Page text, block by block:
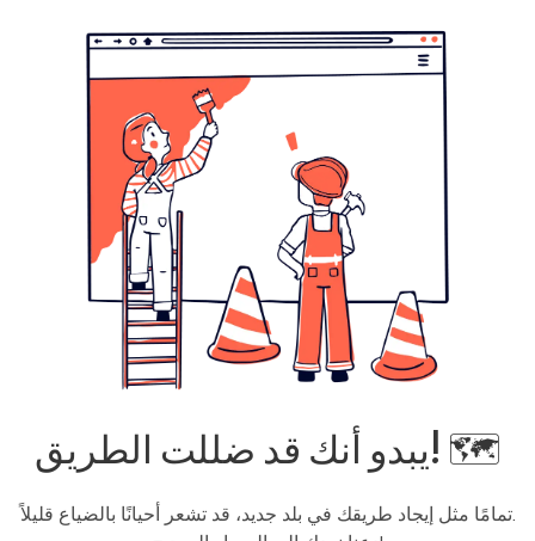
يبدو أنك قد ضللت الطريق! 🗺️
تمامًا مثل إيجاد طريقك في بلد جديد، قد تشعر أحيانًا بالضياع قليلاً.